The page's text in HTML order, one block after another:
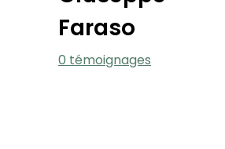
Faraso
0 témoignages